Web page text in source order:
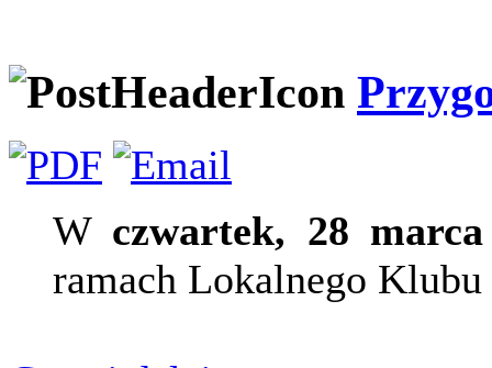
W czwartek, 28 marca
ramach Lokalnego